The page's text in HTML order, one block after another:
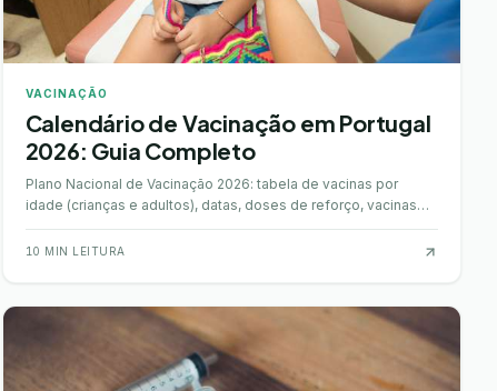
VACINAÇÃO
Calendário de Vacinação em Portugal
2026: Guia Completo
Plano Nacional de Vacinação 2026: tabela de vacinas por
idade (crianças e adultos), datas, doses de reforço, vacinas
gratuitas no SNS e extra-PNV.
10 MIN LEITURA